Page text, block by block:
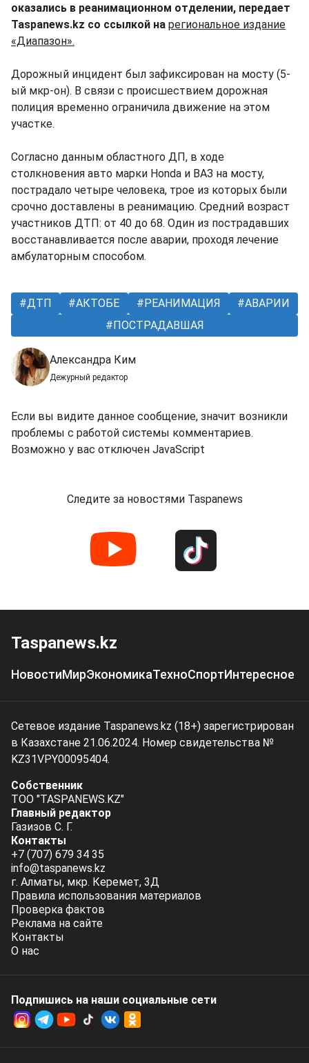
оказались в реанимационном отделении, передает
Taspanews.kz со ссылкой на региональное издание
«Диапазон».
Дорожный инцидент был зафиксирован на мосту (5-
ый мкр-он). В связи с происшествием дорожная
полиция временно ограничила движение на этом
участке.
Согласно данным областного ДП, в ходе
столкновения авто марки Honda и ВАЗ на мосту,
пострадало четыре человека, трое из которых были
срочно доставлены в реанимацию. Средний возраст
участников ДТП: от 40 до 68. Один из пострадавших
восстанавливается после аварии, проходя лечение
амбулаторным способом.
ДТП АКТОБЕ РЕАНИМАЦИЯ
АВАРИИ
ПОСТРАДАВШАЯ
Александра Ким
Дежурный редактор
Если вы видите данное сообщение, значит возникли
проблемы с работой системы комментариев.
Возможно у вас отключен JavaScript
Следите за новостями Taspanews
Taspanews.kz
НовостиМирЭкономикаТехноСпортИнтересное
Сетевое издание Taspanews.kz (18+) зарегистрирован
в Казахстане 21.06.2024. Номер свидетельства №
KZ31VPY00095404.
Собственник
ТОО "TASPANEWS.KZ"
Главный редактор
Газизов С. Г.
Контакты
+7 (707) 679 34 35
info@taspanews.kz
г. Алматы, мкр. Керемет, 3Д
Правила использования материалов
Проверка фактов
Реклама на сайте
Контакты
О нас
Подпишись на наши социальные cети